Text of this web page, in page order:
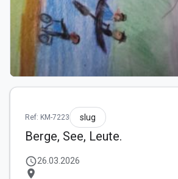
Ref: KM-7223 slug
Berge, See, Leute.
schedule26.03.2026
location_on